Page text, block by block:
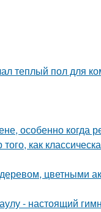
теплый пол для
особенно когда
как
цветными
- настоящий